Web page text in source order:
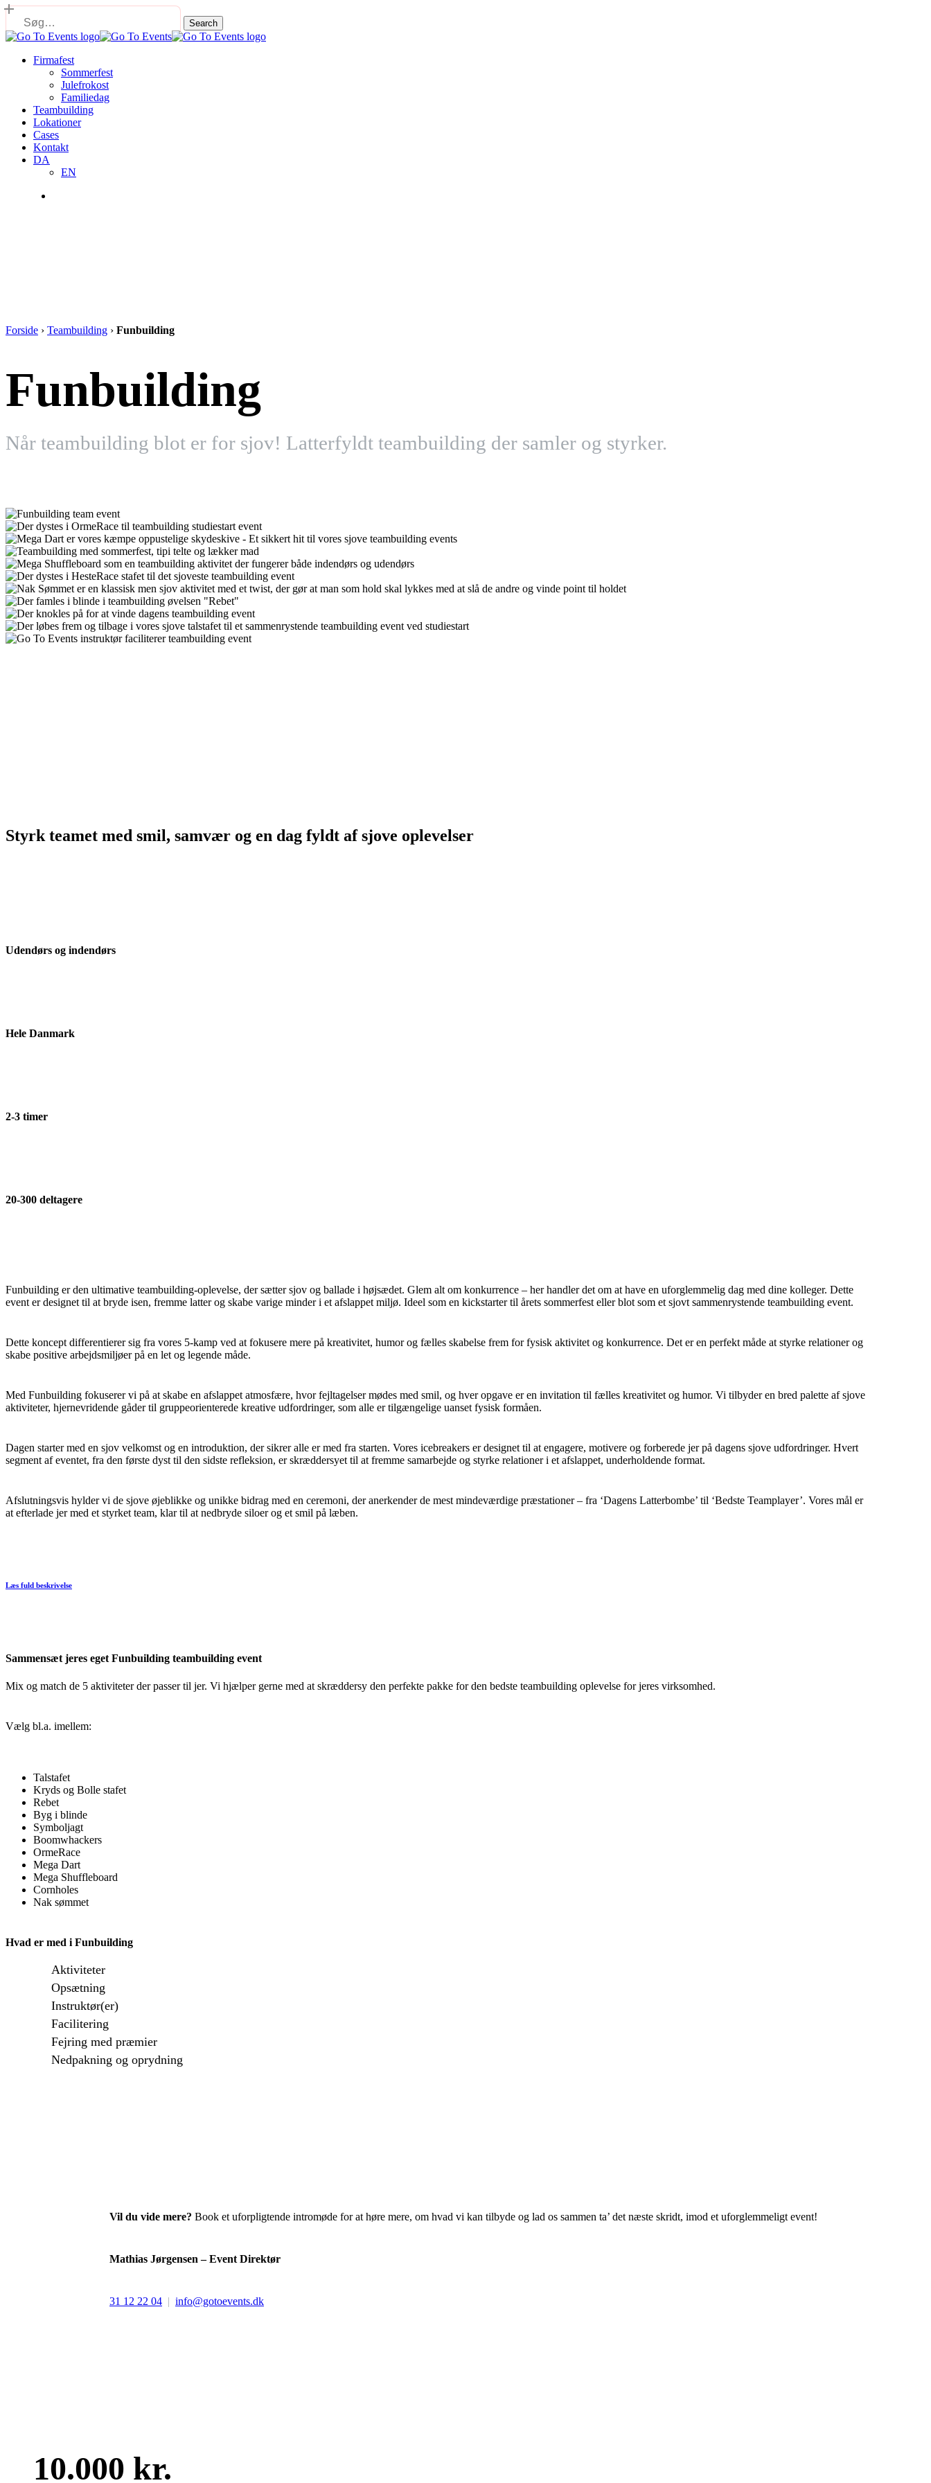
Skip
main
Search
Close
Menu
Firmafest
Sommerfest
Julefrokost
Familiedag
Teambuilding
Lokationer
Cases
Kontakt
DA
EN
Forside › Teambuilding › Funbuilding
Funbuilding
Når teambuilding blot er for sjov! Latterfyldt teambuilding der samler og styrker.
Styrk teamet med smil, samvær og en dag fyldt af sjove oplevelser
Udendørs og indendørs
Hele Danmark
2-3 timer
20-300 deltagere
Funbuilding er den ultimative teambuilding-oplevelse, der sætter sjov og ballade i højsædet. Glem alt om konkurrence – her handler det om at have en uforglemmelig dag med dine kolleger. Dette
event er designet til at bryde isen, fremme latter og skabe varige minder i et afslappet miljø. Ideel som en kickstarter til årets sommerfest eller blot som et sjovt sammenrystende teambuilding event.
Dette koncept differentierer sig fra vores 5-kamp ved at fokusere mere på kreativitet, humor og fælles skabelse frem for fysisk aktivitet og konkurrence. Det er en perfekt måde at styrke relationer og
skabe positive arbejdsmiljøer på en let og legende måde.
Med Funbuilding fokuserer vi på at skabe en afslappet atmosfære, hvor fejltagelser mødes med smil, og hver opgave er en invitation til fælles kreativitet og humor. Vi tilbyder en bred palette af sjove
aktiviteter, hjernevridende gåder til gruppeorienterede kreative udfordringer, som alle er tilgængelige uanset fysisk formåen.
Dagen starter med en sjov velkomst og en introduktion, der sikrer alle er med fra starten. Vores icebreakers er designet til at engagere, motivere og forberede jer på dagens sjove udfordringer. Hvert
segment af eventet, fra den første dyst til den sidste refleksion, er skræddersyet til at fremme samarbejde og styrke relationer i et afslappet, underholdende format.
Afslutningsvis hylder vi de sjove øjeblikke og unikke bidrag med en ceremoni, der anerkender de mest mindeværdige præstationer – fra ‘Dagens Latterbombe’ til ‘Bedste Teamplayer’. Vores mål er
at efterlade jer med et styrket team, klar til at nedbryde siloer og et smil på læben.
Læs fuld beskrivelse
Sammensæt jeres eget Funbuilding teambuilding event
Mix og match de 5 aktiviteter der passer til jer. Vi hjælper gerne med at skræddersy den perfekte pakke for den bedste teambuilding oplevelse for jeres virksomhed.
Vælg bl.a. imellem:
Talstafet
Kryds og Bolle stafet
Rebet
Byg i blinde
Symboljagt
Boomwhackers
OrmeRace
Mega Dart
Mega Shuffleboard
Cornholes
Nak sømmet
Hvad er med i Funbuilding
Aktiviteter
Opsætning
Instruktør(er)
Facilitering
Fejring med præmier
Nedpakning og oprydning
Vil du vide mere? Book et uforpligtende intromøde for at høre mere, om hvad vi kan tilbyde og lad os sammen ta’ det næste skridt, imod et uforglemmeligt event!
Mathias Jørgensen – Event Direktør
31 12 22 04 | info@gotoevents.dk
10.000 kr.